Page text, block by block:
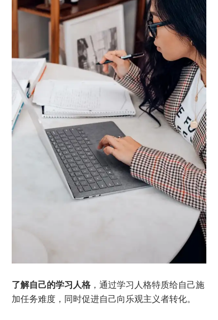
了解自己的学习人格，通过学习人格特质给自己施
加任务难度，同时促进自己向乐观主义者转化。